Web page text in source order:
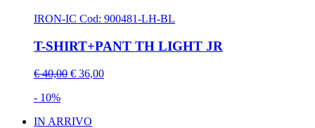
IRON-IC Cod: 900481-LH-BL
T-SHIRT+PANT TH LIGHT JR
€ 40,00 € 36,00
- 10%
IN ARRIVO